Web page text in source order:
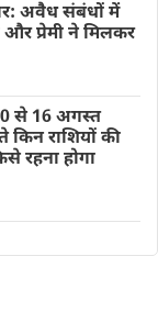
अवैध संबंधों में
और प्रेमी ने मिलकर
से 16 अगस्त
किन राशियों की
रहना होगा